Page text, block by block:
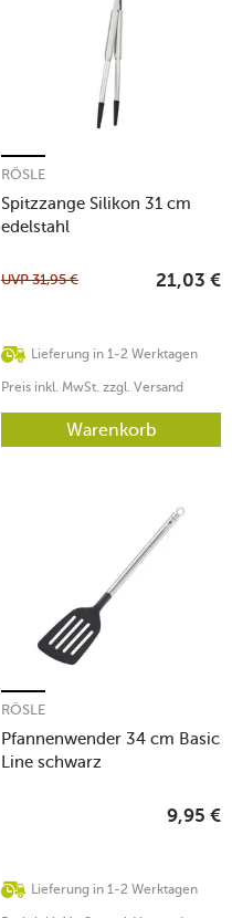
Spitzzange Silikon 31 cm
edelstahl
RÖSLE
Lieferung in 1-2 Werktagen
UVP31,95 € 21,03 €
Preis inkl. MwSt. zzgl. Versand
Warenkorb
Pfannenwender 34 cm Basic
Line schwarz
RÖSLE
Lieferung in 1-2 Werktagen
9,95 €